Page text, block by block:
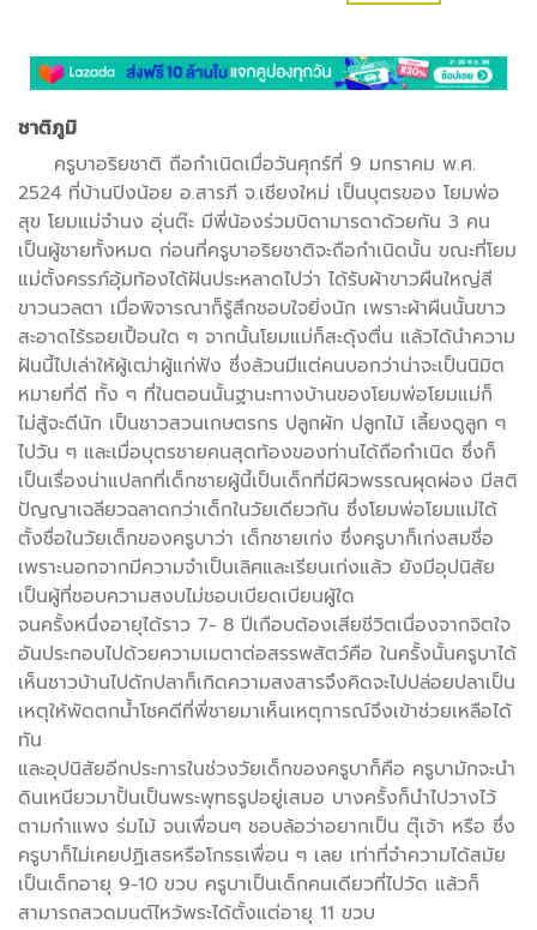
ชาติภูมิ
ครูบาอริยชาติ ถือกำเนิดเมื่อวันศุกร์ที่ 9 มกราคม พ.ศ.
2524 ที่บ้านปิงน้อย อ.สารภี จ.เชียงใหม่ เป็นบุตรของ โยมพ่อ
สุข โยมแม่จำนง อุ่นต๊ะ มีพี่น้องร่วมบิดามารดาด้วยกัน 3 คน
เป็นผู้ชายทั้งหมด ก่อนที่ครูบาอริยชาติจะถือกำเนิดนั้น ขณะที่โยม
แม่ตั้งครรภ์อุ้มท้องได้ฝันประหลาดไปว่า ได้รับผ้าขาวผืนใหญ่สี
ขาวนวลตา เมื่อพิจารณาก็รู้สึกชอบใจยิ่งนัก เพราะผ้าผืนนั้นขาว
สะอาดไร้รอยเปื้อนใด ๆ จากนั้นโยมแม่ก็สะดุ้งตื่น แล้วได้นำความ
ฝันนี้ไปเล่าให้ผู้เฒ่าผู้แก่ฟัง ซึ่งล้วนมีแต่คนบอกว่าน่าจะเป็นนิมิต
หมายที่ดี ทั้ง ๆ ที่ในตอนนั้นฐานะทางบ้านของโยมพ่อโยมแม่ก็
ไม่สู้จะดีนัก เป็นชาวสวนเกษตรกร ปลูกผัก ปลูกไม้ เลี้ยงดูลูก ๆ
ไปวัน ๆ และเมื่อบุตรชายคนสุดท้องของท่านได้ถือกำเนิด ซึ่งก็
เป็นเรื่องน่าแปลกที่เด็กชายผู้นี้เป็นเด็กที่มีผิวพรรณผุดผ่อง มีสติ
ปัญญาเฉลียวฉลาดกว่าเด็กในวัยเดียวกัน ซึ่งโยมพ่อโยมแม่ได้
ตั้งชื่อในวัยเด็กของครูบาว่า เด็กชายเก่ง ซึ่งครูบาก็เก่งสมชื่อ
เพราะนอกจากมีความจำเป็นเลิศและเรียนเก่งแล้ว ยังมีอุปนิสัย
เป็นผู้ที่ชอบความสงบไม่ชอบเบียดเบียนผู้ใด
จนครั้งหนึ่งอายุได้ราว 7- 8 ปีเกือบต้องเสียชีวิตเนื่องจากจิตใจ
อันประกอบไปด้วยความเมตาต่อสรรพสัตว์คือ ในครั้งนั้นครูบาได้
เห็นชาวบ้านไปดักปลาก็เกิดความสงสารจึงคิดจะไปปล่อยปลาเป็น
เหตุให้พัดตกน้ำโชคดีที่พี่ชายมาเห็นเหตุการณ์จึงเข้าช่วยเหลือได้
ทัน
และอุปนิสัยอีกประการในช่วงวัยเด็กของครูบาก็คือ ครูบามักจะนำ
ดินเหนียวมาปั้นเป็นพระพุทธรูปอยู่เสมอ บางครั้งก็นำไปวางไว้
ตามกำแพง ร่มไม้ จนเพื่อนๆ ชอบล้อว่าอยากเป็น ตุ๊เจ้า หรือ ซึ่ง
ครูบาก็ไม่เคยปฏิเสธหรือโกรธเพื่อน ๆ เลย เท่าที่จำความได้สมัย
เป็นเด็กอายุ 9-10 ขวบ ครูบาเป็นเด็กคนเดียวที่ไปวัด แล้วก็
สามารถสวดมนต์ไหว้พระได้ตั้งแต่อายุ 11 ขวบ